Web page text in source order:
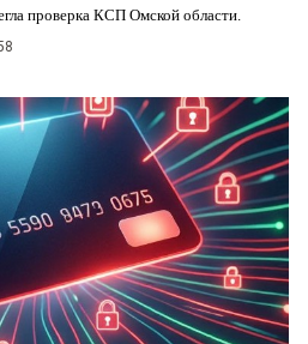
проверка КСП Омской области.